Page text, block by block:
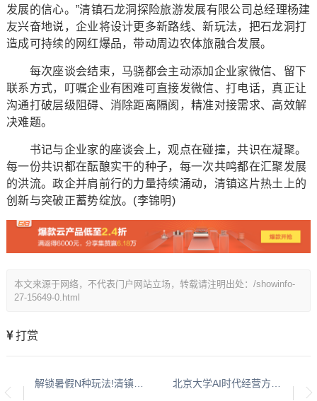
发展的信心。”清镇石龙洞探险旅游发展有限公司总经理杨建
友兴奋地说，企业将设计更多新路线、新玩法，把石龙洞打
造成可持续的网红爆品，带动周边农体旅融合发展。
每次座谈会结束，马骁都会主动添加企业家微信、留下
联系方式，叮嘱企业有困难可直接发微信、打电话，真正让
沟通打破层级阻碍、消除距离隔阂，精准对接需求、高效解
决难题。
书记与企业家的座谈会上，观点在碰撞，共识在凝聚。
每一份共识都在酝酿实干的种子，每一次共鸣都在汇聚发展
的洪流。政企并肩前行的力量持续涌动，清镇这片热土上的
创新与突破正蓄势绽放。(李锦明)
本文来源于网络，不代表门户网站立场，转载请注明出处：/showinfo-
27-15649-0.html
打赏
解锁暑假N种玩法!清镇39项文商教体旅融合活动发布